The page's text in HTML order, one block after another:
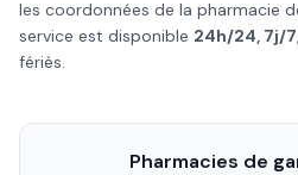
les coordonnées de la pharmacie
service est disponible 24h/24, 7j/7
fériés.
Pharmacies de